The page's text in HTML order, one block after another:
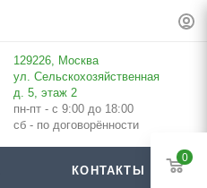
129226, Москва
ул. Сельскохозяйственная
д. 5, этаж 2
пн-пт - с 9:00 до 18:00
сб - по договорённости
КОНТАКТЫ
0